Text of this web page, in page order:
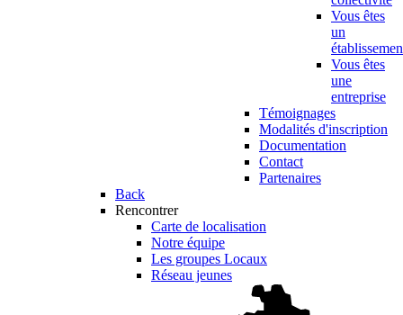
Vous êtes
un
Vous êtes
une
entreprise
Témoignages
Modalités d'inscription
Documentation
Contact
Partenaires
Back
Rencontrer
Carte de localisation
Notre équipe
Les groupes Locaux
Réseau jeunes